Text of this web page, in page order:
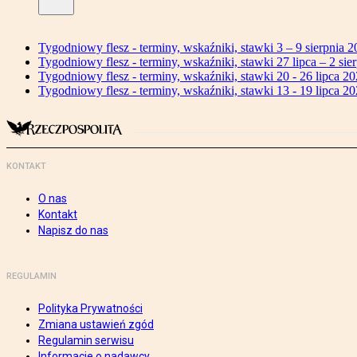
Tygodniowy flesz - terminy, wskaźniki, stawki 3 – 9 sierpnia
Tygodniowy flesz - terminy, wskaźniki, stawki 27 lipca – 2
Tygodniowy flesz - terminy, wskaźniki, stawki 20 - 26 lipca
Tygodniowy flesz - terminy, wskaźniki, stawki 13 - 19 lipca
KONTAKT
O nas
Kontakt
Napisz do nas
REGULAMIN
Polityka Prywatności
Zmiana ustawień zgód
Regulamin serwisu